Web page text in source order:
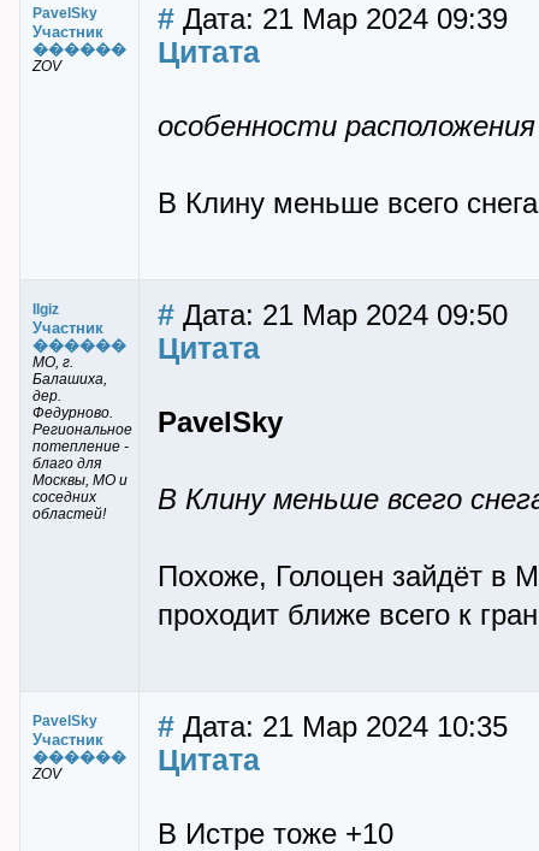
PavelSky
Участник
������
ZOV
# Дата: 21 Мар 2024 09:39
Цитата
особенности
В Клину меньше всего
Ilgiz
Участник
������
МО, г.
Балашиха,
дер.
Федурново.
Региональное
потепление -
благо для
Москвы, МО и
соседних
областей!
# Дата: 21 Мар 2024 09:50
Цитата
PavelSky
В Клину меньше всего
Похоже, Голоцен зайдёт в
проходит ближе всего к
PavelSky
Участник
������
ZOV
# Дата: 21 Мар 2024 10:35
Цитата
В Истре тоже +10